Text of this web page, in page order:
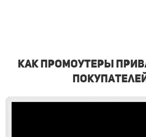
Как промоутеры